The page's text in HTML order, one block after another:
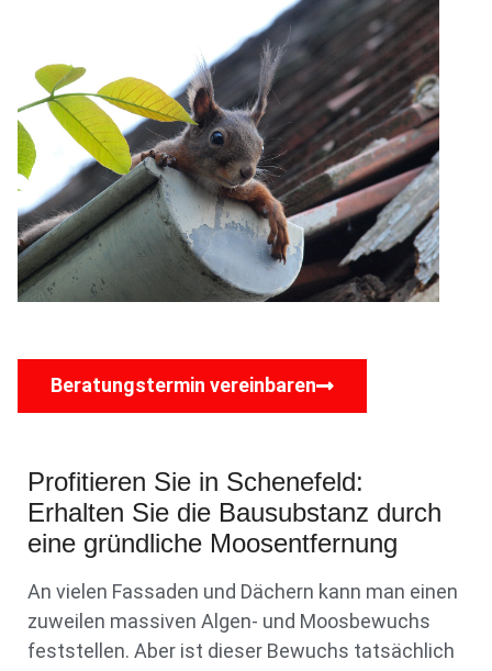
Beratungstermin vereinbaren
Profitieren Sie in Schenefeld:
Erhalten Sie die Bausubstanz durch
eine gründliche Moosentfernung
An vielen Fassaden und Dächern kann man einen
zuweilen massiven Algen- und Moosbewuchs
feststellen. Aber ist dieser Bewuchs tatsächlich